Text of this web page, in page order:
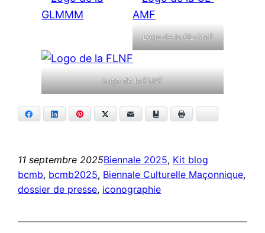
Logo de la GL-AMF
Logo de la FLNF
FacebookLinkedIn Pinterest Twitter E-mail Ajouter aux favoris
11 septembre 2025Biennale 2025, Kit blog
bcmb, bcmb2025, Biennale Culturelle Maçonnique
dossier de presse, iconographie